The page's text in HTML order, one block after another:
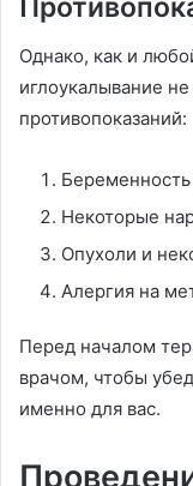
Однако, как и
иглоукалывание
противопоказаний:
Беременность
Некоторые
Опухоли и
Алергия на
Перед началом
врачом, чтобы
именно для вас.